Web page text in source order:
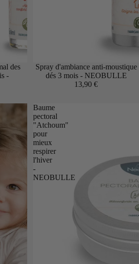
des
-
Spray d'ambiance anti-moustique
dés 3 mois - NEOBULLE
13,90 €
Baume
pectoral
"Atchoum"
pour
mieux
respirer
l'hiver
-
NEOBULLE